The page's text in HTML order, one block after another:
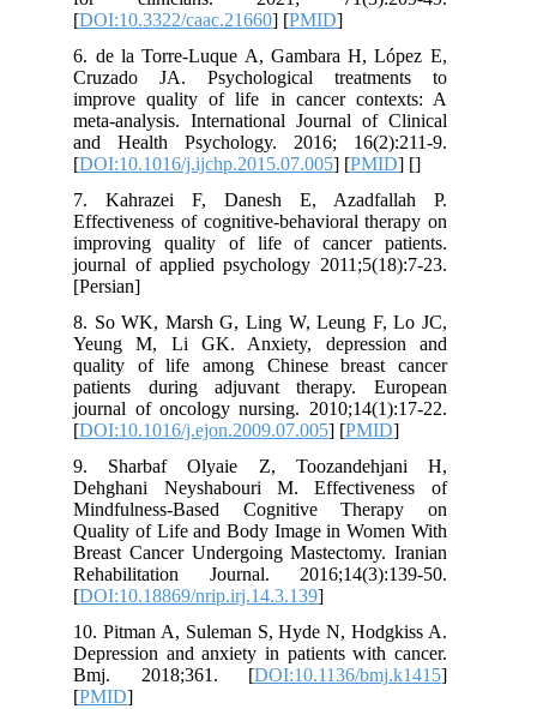
[DOI:10.3322/caac.21660] [PMID
6. de la Torre-Luque A, Gambara H, López E,
Cruzado JA. Psychological treatments to
improve quality of life in cancer contexts: A
meta-analysis. International Journal of Clinical
and Health Psychology. 2016; 16(2):211-9.
[DOI:10.1016/j.ijchp.2015.07.005] [PMID] [
7. Kahrazei F, Danesh E, Azadfallah P.
Effectiveness of cognitive-behavioral therapy on
improving quality of life of cancer patients.
journal of applied psychology 2011;5(18):7-23.
[Persian]
8. So WK, Marsh G, Ling W, Leung F, Lo JC,
Yeung M, Li GK. Anxiety, depression and
quality of life among Chinese breast cancer
patients during adjuvant therapy. European
journal of oncology nursing. 2010;14(1):17-22.
[DOI:10.1016/j.ejon.2009.07.005] [PMID
9. Sharbaf Olyaie Z, Toozandehjani H,
Dehghani Neyshabouri M. Effectiveness of
Mindfulness-Based Cognitive Therapy on
Quality of Life and Body Image in Women With
Breast Cancer Undergoing Mastectomy. Iranian
Rehabilitation Journal. 2016;14(3):139-50.
[DOI:10.18869/nrip.irj.14.3.139
10. Pitman A, Suleman S, Hyde N, Hodgkiss A.
Depression and anxiety in patients with cancer.
Bmj. 2018;361. [DOI:10.1136/bmj.k1415
[PMID